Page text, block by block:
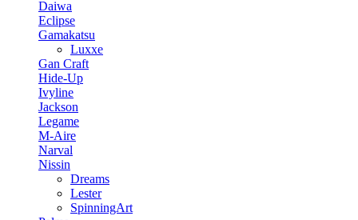
Daiwa
Eclipse
Gamakatsu
Luxxe
Gan Craft
Hide-Up
Ivyline
Jackson
Legame
M-Aire
Narval
Nissin
Dreams
Lester
SpinningArt